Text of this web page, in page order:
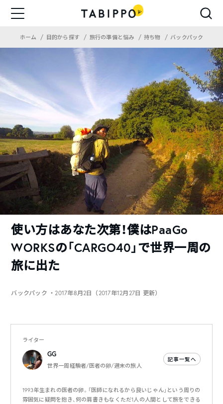
ホーム 目的から探す 旅行の準備と悩み 持ち物 バックパック
使い方はあなた次第！僕はPaaGo
WORKSの「CARGO40」で世界一周の
旅に出た
バックパック ・2017年8月2日（2017年12月27日 更新）
ライター
GG
世界一周経験者/医者の卵/週末の旅人
記事一覧へ
1993年生まれの医者の卵。「医師になれるから良いじゃん」という周りの
雰囲気に疑問を抱き、何の肩書きもなくただ1人の人間として旅をできる